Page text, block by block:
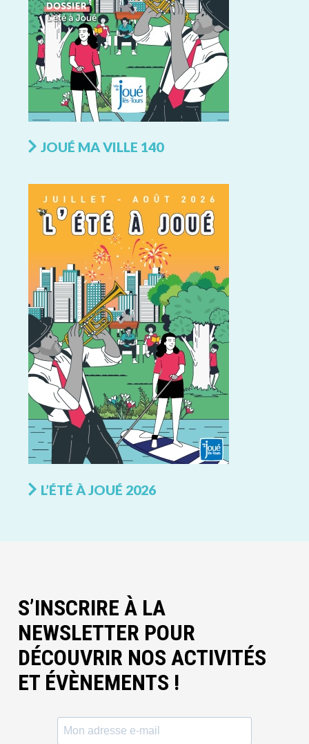
JOUÉ MA VILLE 140
L’ÉTÉ À JOUÉ 2026
S’INSCRIRE À LA
NEWSLETTER POUR
DÉCOUVRIR NOS ACTIVITÉS
ET ÉVÈNEMENTS !